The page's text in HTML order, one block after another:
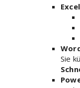
Excel
Sie